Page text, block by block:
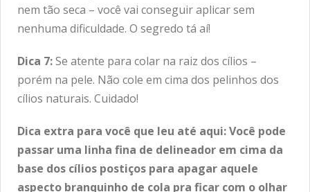
nem tão seca – você vai conseguir aplicar sem
nenhuma dificuldade. O segredo tá aí!
Dica 7:Se atente para colar na raiz dos cílios –
porém na pele. Não cole em cima dos pelinhos dos
cílios naturais. Cuidado!
Dica extra para você que leu até aqui: Você pode
passar uma linha fina de delineador em cima da
base dos cílios postiços para apagar aquele
aspecto branquinho de cola pra ficar com o olhar